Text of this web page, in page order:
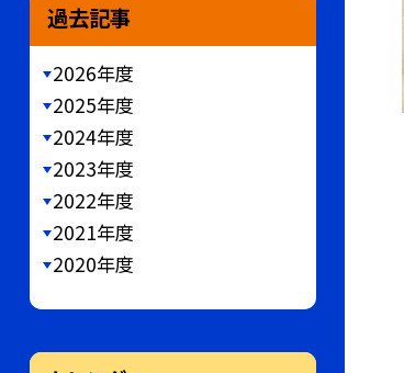
過去記事
2026年度
2025年度
2024年度
2023年度
2022年度
2021年度
2020年度